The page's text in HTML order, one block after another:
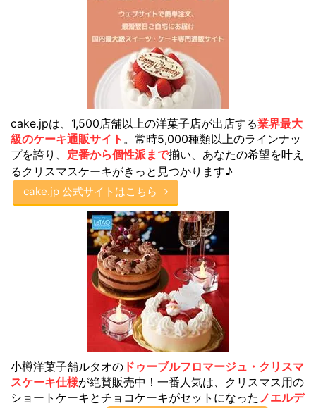
cake.jpは、1,500店舗以上の洋菓子店が出店する業界最大
級のケーキ通販サイト 。常時5,000種類以上のラインナッ
プを誇り、 定番から個性派まで揃い、あなたの希望を叶え
るクリスマスケーキがきっと見つかります♪
cake.jp 公式サイトはこちら
小樽洋菓子舗ルタオの ドゥーブルフロマージュ・クリスマ
スケーキ仕様が絶賛販売中！一番人気は、クリスマス用の
ショートケーキとチョコケーキがセットになった ノエルデ